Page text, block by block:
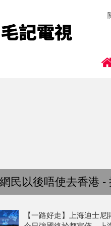
民以後唔使去香港 -
【一路好走】上海迪士